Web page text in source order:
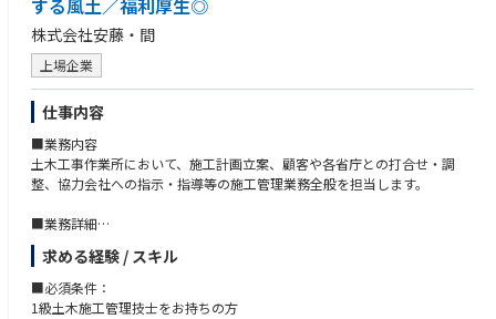
する風土／福利厚生◎
株式会社安藤・間
上場企業
仕事内容
■業務内容
土木工事作業所において、施工計画立案、顧客や各省庁との打合せ・調
整、協力会社への指示・指導等の施工管理業務全般を担当します。
■業務詳細
顧客の満足する製品サービスを顧客に確実かつ迅速に提供するため、担当
プロジェクトの施工管理を行います。
安全・品質・工期・環境・利益管理の達成責任を負い、顧客満足を得るた
めの最前線活動を行います。
求める経験 / スキル
■必須条件：
1級土木施工管理技士をお持ちの方